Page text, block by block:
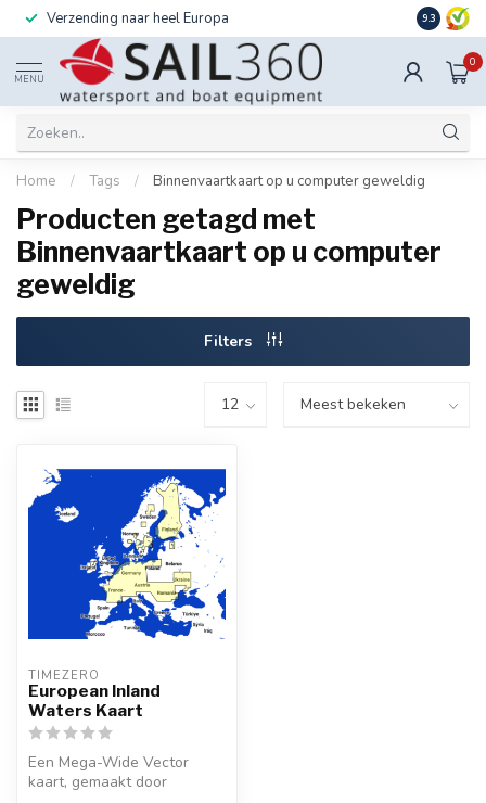
Verzending naar heel Europa Ook
9.3
MENU
0
Home / Tags / Binnenvaartkaart op u computer geweldig
Producten getagd met
Binnenvaartkaart op u computer
geweldig
Filters
TIMEZERO
European Inland
Waters Kaart
Een Mega-Wide Vector
kaart, gemaakt door